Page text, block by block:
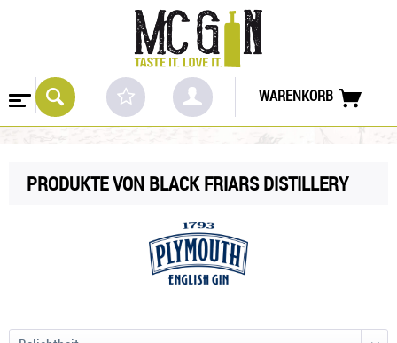
WARENKORB
PRODUKTE VON BLACK FRIARS DISTILLERY